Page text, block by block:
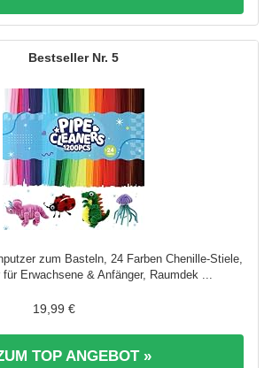
5
zum Basteln, 24 Farben Chenille-Stiele,
für Erwachsene & Anfänger, Raumdek ...
19,99 €
TOP ANGEBOT »